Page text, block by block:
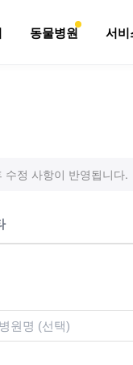
동물병원 서비
수정 사항이 반영됩니다.